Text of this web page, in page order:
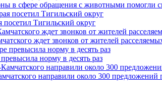
в сфере обращения с животными помогли
посетил Тигильский округ
ждет звонков от жителей
норму в десять раз
направили около 300 предложений